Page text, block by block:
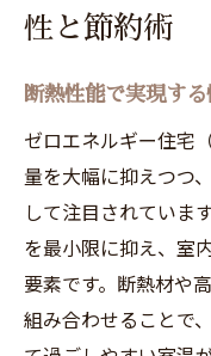
性と節約術
断熱性能で実現す
ゼロエネルギー住宅
量を大幅に抑えつつ
して注目されていま
を最小限に抑え、室
要素です。断熱材や
組み合わせることで